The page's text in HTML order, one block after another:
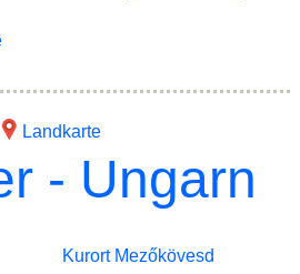
Landkarte
- Ungarn
Kurort Mezőkövesd